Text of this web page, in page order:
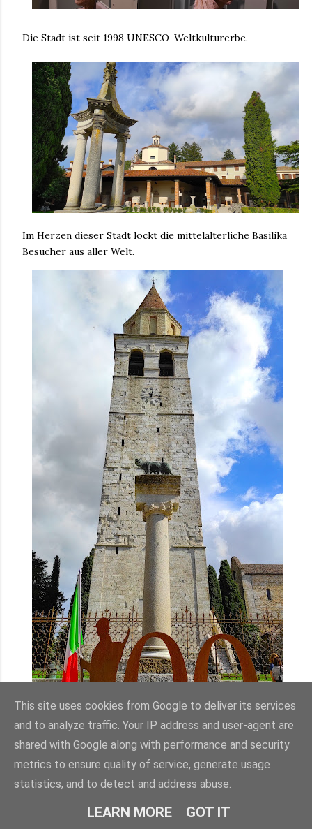
Die Stadt ist seit 1998 UNESCO-Weltkulturerbe.
Im Herzen dieser Stadt lockt die mittelalterliche Basilika
Besucher aus aller Welt.
Das Bauwerk aus dem 11. Jahrhundert besteht aus einem
Haupt- und zwei Nebenschiffen mit einer Fassade im
romanisch-gotischen Stil. Berühmt ist es für seine
frühchristlichen Fußbodenmosaike aus dem 4.
Jahrhundert, die zu den bedeutendsten des Landes
This site uses cookies from Google to deliver its services
and to analyze traffic. Your IP address and user-agent are
shared with Google along with performance and security
metrics to ensure quality of service, generate usage
statistics, and to detect and address abuse.
LEARN MORE GOT IT